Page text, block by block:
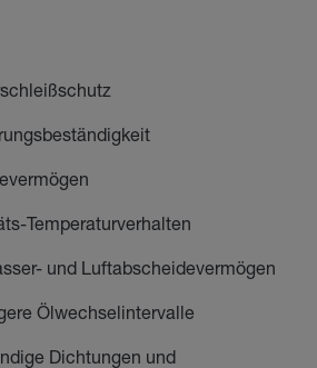
Temperaturverhalten
und Luftabscheidevermögen
Ölwechselintervalle
Dichtungen und